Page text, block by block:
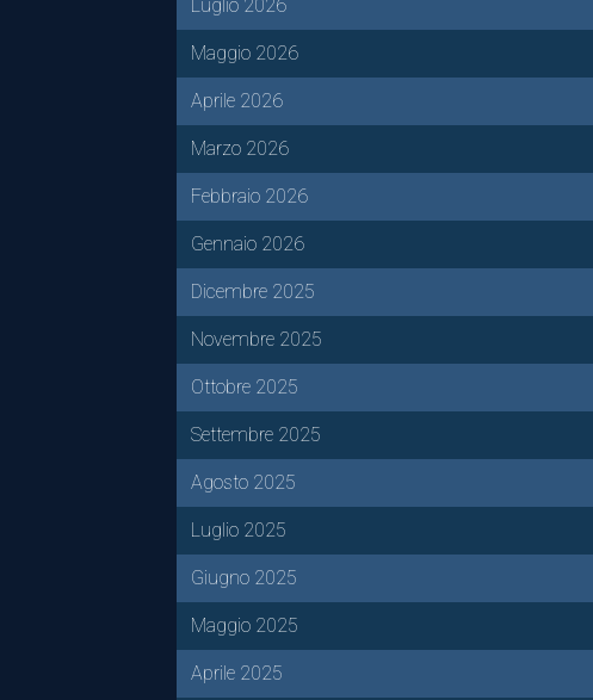
Luglio 2026
Maggio 2026
Aprile 2026
Marzo 2026
Febbraio 2026
Gennaio 2026
Dicembre 2025
Novembre 2025
Ottobre 2025
Settembre 2025
Agosto 2025
Luglio 2025
Giugno 2025
Maggio 2025
Aprile 2025